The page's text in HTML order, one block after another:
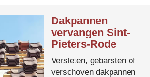
Dakpannen
vervangen Sint-
Pieters-Rode
Versleten, gebarsten of
verschoven dakpannen